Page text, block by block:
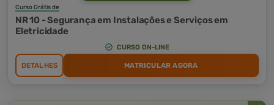
Curso Grátis de
NR 10 - Segurança em Instalações e Serviços em
Eletricidade
CURSO ON-LINE
DETALHES MATRICULAR AGORA